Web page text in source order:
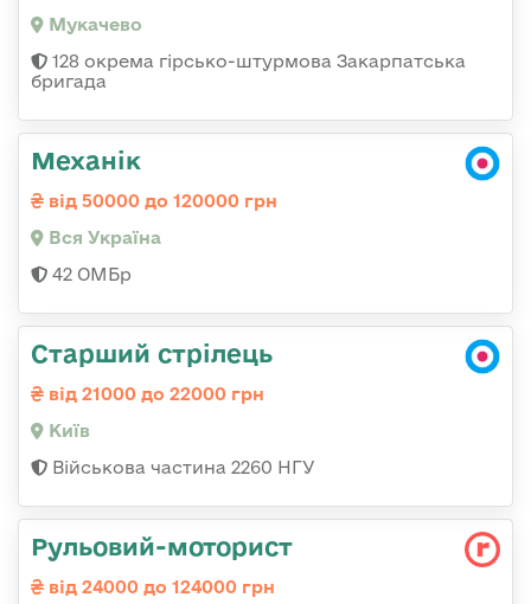
Мукачево
128 окрема гірсько-штурмова Закарпатська
бригада
Механік
від 50000 до 120000 грн
Вся Україна
42 ОМБр
Старший стрілець
від 21000 до 22000 грн
Київ
Військова частина 2260 НГУ
Рульовий-моторист
від 24000 до 124000 грн